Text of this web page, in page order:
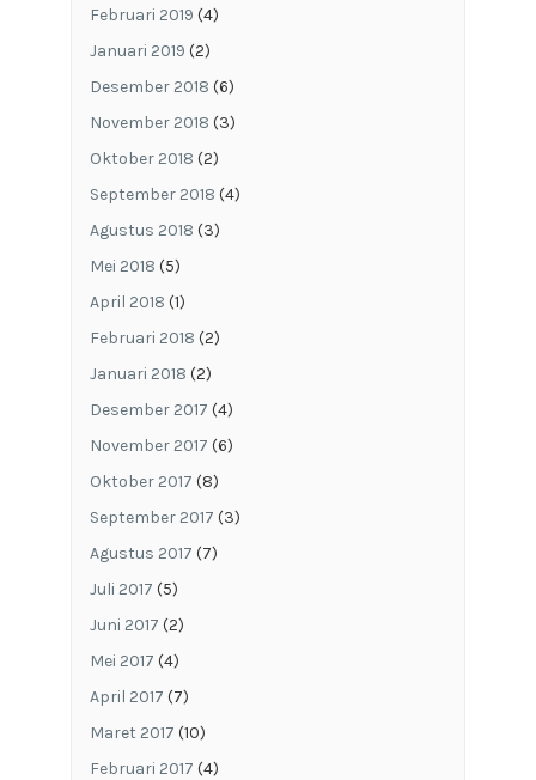
Februari 2019 (4)
Januari 2019 (2)
Desember 2018 (6)
November 2018 (3)
Oktober 2018 (2)
September 2018 (4)
Agustus 2018 (3)
Mei 2018 (5)
April 2018 (1)
Februari 2018 (2)
Januari 2018 (2)
Desember 2017 (4)
November 2017 (6)
Oktober 2017 (8)
September 2017 (3)
Agustus 2017 (7)
Juli 2017 (5)
Juni 2017 (2)
Mei 2017 (4)
April 2017 (7)
Maret 2017 (10)
Februari 2017 (4)